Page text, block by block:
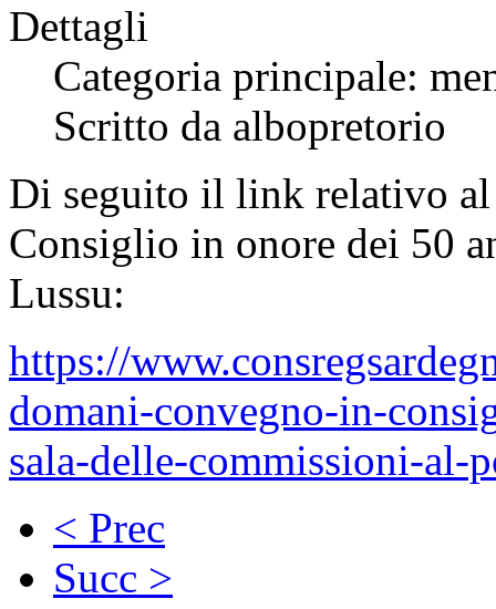
Dettagli
Categoria principale:
Scritto da albopretorio
Di seguito il link relativo al
Consiglio in onore dei 50
Lussu:
https://
domani-convegno-in-
sala-delle-commissioni-al-
< Prec
Succ >